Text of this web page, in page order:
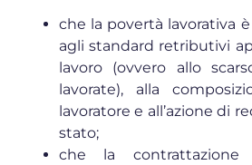
che la povertà lavorativa
agli standard retributivi
lavoro (ovvero allo
lavorate), alla
lavoratore e all’azione di
stato;
che la contrattazione